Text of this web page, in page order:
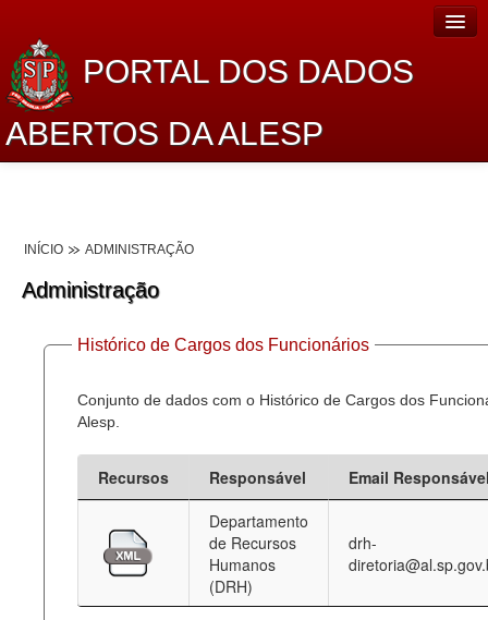
PORTAL DOS DADOS
ABERTOS DA ALESP
Dados Abertos Alesp
Lei de Acesso à Informação
Dados Governamentais Abertos
Planejamento
Catálogo de dados
Processo Legislativo
Administração
Legislação
INÍCIO ADMINISTRAÇÃO
Administração
Histórico de Cargos dos Funcionários
Conjunto de dados com o Histórico de Cargos dos
Alesp.
Recursos Responsável
Email
Departamento
de Recursos
Humanos
(DRH)
drh-